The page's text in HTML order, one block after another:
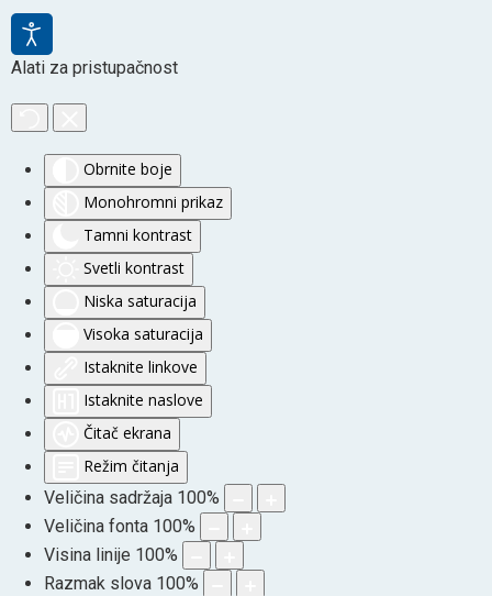
Alati za pristupačnost
Obrnite boje
Monohromni prikaz
Tamni kontrast
Svetli kontrast
Niska saturacija
Visoka saturacija
Istaknite linkove
Istaknite naslove
Čitač ekrana
Režim čitanja
Veličina sadržaja 100%
Veličina fonta 100%
Visina linije 100%
Razmak slova 100%